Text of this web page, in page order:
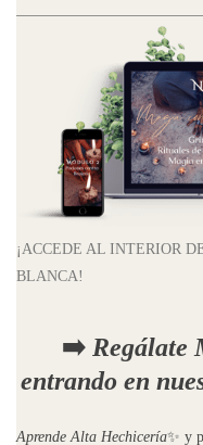
¡ACCEDE AL INTERIOR
BLANCA!
➡️ Regálate
entrando en
Aprende Alta Hechicería✨ y